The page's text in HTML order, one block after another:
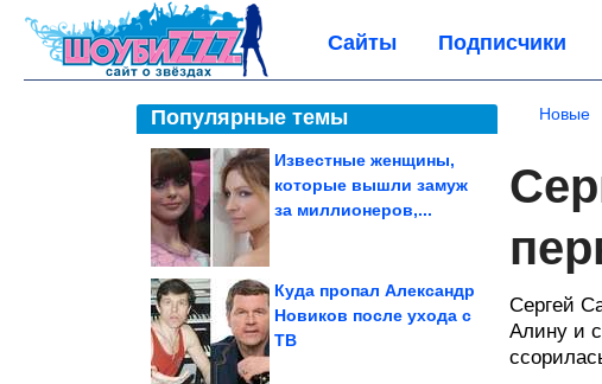
Сайты Подписчики
Популярные темы
Известные женщины,
которые вышли замуж
за миллионеров,...
Куда пропал Александр
Новиков после ухода с
ТВ
Новые
Сергей
Алину и